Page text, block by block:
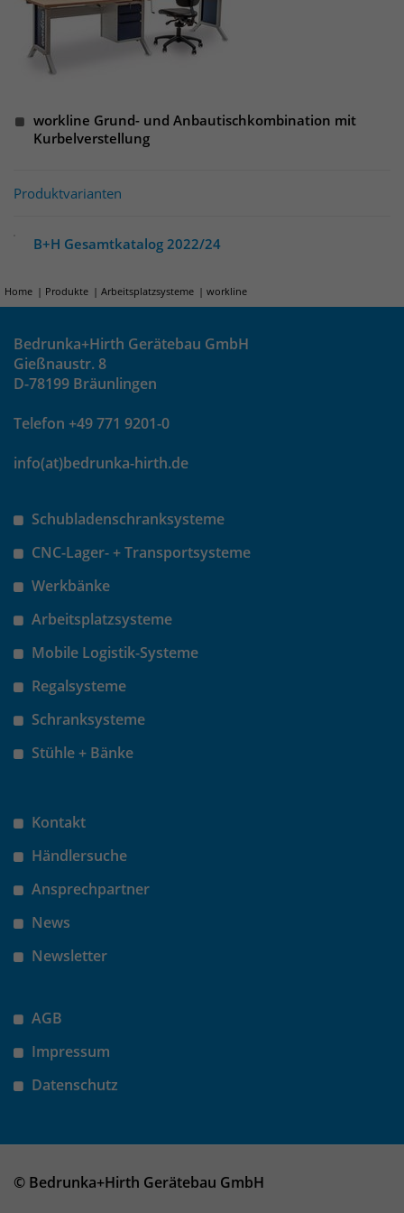
workline Grund- und Anbautischkombination mit
Kurbelverstellung
Produktvarianten
B+H Gesamtkatalog 2022/24
Home Produkte Arbeitsplatzsysteme workline
Bedrunka+Hirth Gerätebau GmbH
Gießnaustr. 8
D-78199 Bräunlingen
Telefon +49 771 9201-0
info(at)bedrunka-hirth.de
Schubladenschranksysteme
CNC-Lager- + Transportsysteme
Werkbänke
Arbeitsplatzsysteme
Mobile Logistik-Systeme
Regalsysteme
Schranksysteme
Stühle + Bänke
Kontakt
Händlersuche
Ansprechpartner
News
Newsletter
AGB
Impressum
Datenschutz
© Bedrunka+Hirth Gerätebau GmbH
Laufzeit wenige Sekunden
Zweck
Cookies zu setzen. Es wird direkt nach
demTest wieder gelöscht.